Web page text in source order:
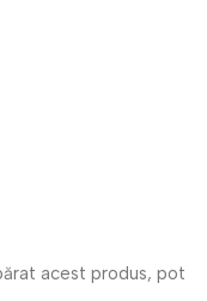
acest produs, pot